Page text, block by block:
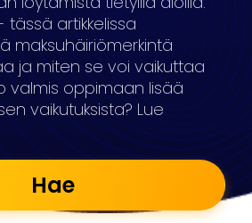
artikkelissa
maksuhäiriömerkintä
ja miten se voi vaikuttaa
valmis oppimaan lisää
vaikutuksista? Lue
Hae